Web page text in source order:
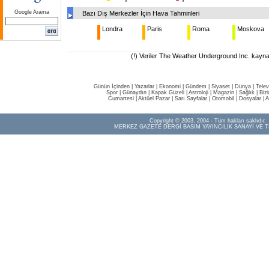
Google Arama Bazı Dış Merkezler İçin Hava Tahminleri
Londra Paris Roma Moskova
(!) Veriler The Weather Underground Inc.
Günün İçinden Yazarlar Ekonomi Gündem Siyaset Dünya |
Spor
Günaydın Kapak Güzeli Astroloji Magazin Sağlık
Cumartesi| Aktüel Pazar| Sarı Sayfalar| Otomobil Dosyalar|
Copyright © 2003, 2004 - Tüm hakları saklıdır.
MERKEZ GAZETE DERGİ BASIM YAYINCILIK SANAYİ VE